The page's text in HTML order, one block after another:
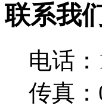
联系我
电话：
传真：